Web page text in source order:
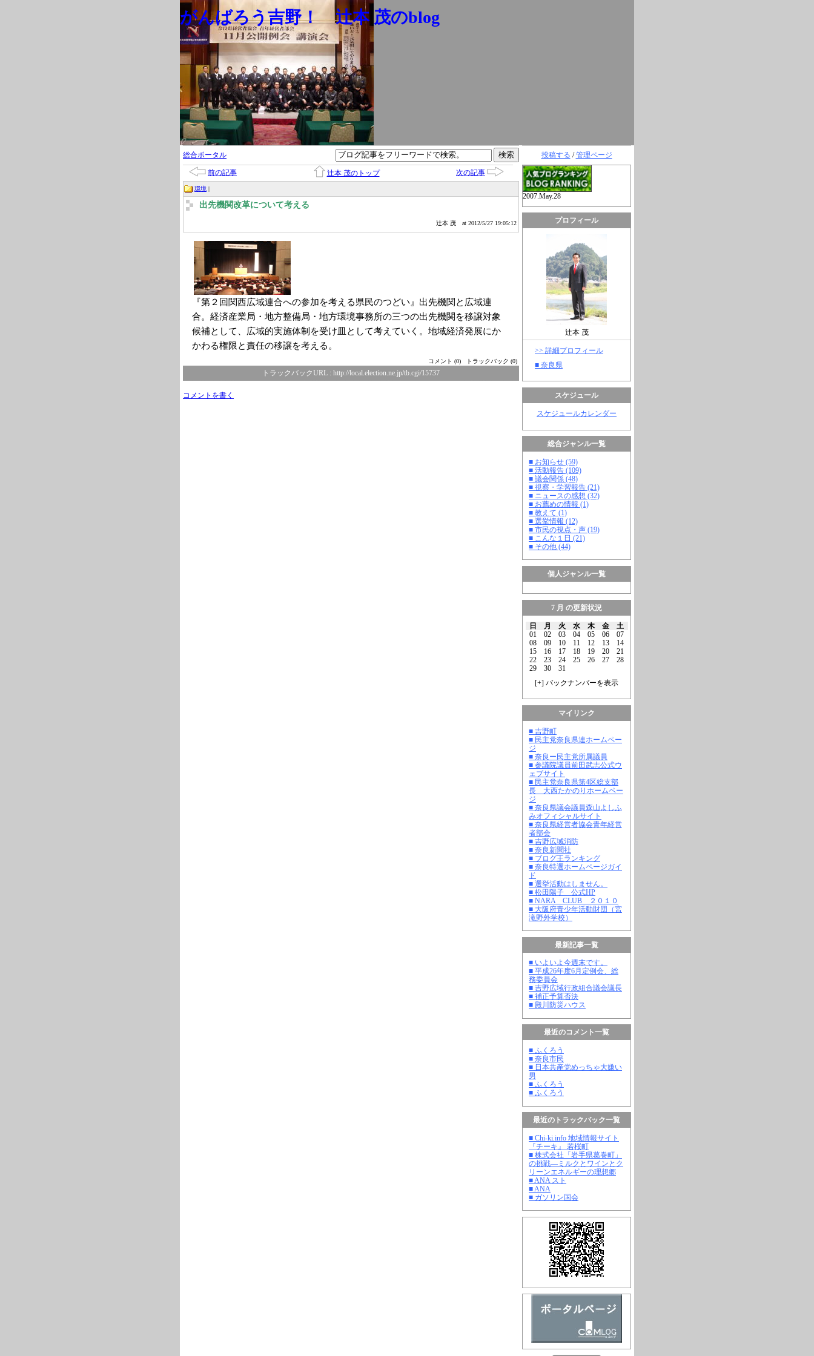
がんばろう吉野！ 辻本 茂のblog
投稿する /管理ページ
2007.May.28
プロフィール
辻本 茂
>> 詳細プロフィール
■ 奈良県
スケジュール
スケジュールカレンダー
総合ジャンル一覧
■ お知らせ (59)
■ 活動報告 (109)
■ 議会関係 (48)
■ 視察・学習報告 (21)
■ ニュースの感想 (32)
■ お薦めの情報 (1)
■ 教えて (1)
■ 選挙情報 (12)
■ 市民の視点・声 (19)
■ こんな１日 (21)
■ その他 (44)
個人ジャンル一覧
7 月 の更新状況
日 月 火 水 木 金
土
01
02 03 04 05 06
07
08
09 10 11 12 13
14
15
16 17 18 19 20
21
22
23 24 25 26 27
28
29
30
31
[+] バックナンバーを表示
マイリンク
■ 吉野町
■ 民主党奈良県連ホームペー
ジ
■ 奈良ー民主党所属議員
■ 参議院議員前田武志公式ウ
ェブサイト
■ 民主党奈良県第4区総支部
長 大西たかのりホームペー
ジ
■ 奈良県議会議員森山よしふ
みオフィシャルサイト
■ 奈良県経営者協会青年経営
者部会
■ 吉野広域消防
■ 奈良新聞社
■ ブログ王ランキング
■ 奈良特選ホームページガイ
ド
■ 選挙活動はしません。
■ 松田陽子 公式HP
■ NARA CLUB ２０１０
■ 大阪府青少年活動財団（宮
滝野外学校）
最新記事一覧
■ いよいよ今週末です。
■ 平成26年度6月定例会、総
務委員会
■ 吉野広域行政組合議会議長
■ 補正予算否決
■ 殿川防災ハウス
最近のコメント一覧
■ ふくろう
■ 奈良市民
■ 日本共産党めっちゃ大嫌い
男
■ ふくろう
■ ふくろう
最近のトラックバック一覧
■ Chi-ki.info 地域情報サイト
『チーキ』 若桜町
■ 株式会社「岩手県葛巻町」
の挑戦―ミルクとワインとク
リーンエネルギーの理想郷
■ ANA スト
■ ANA
■ ガソリン国会
総合ポータル
前の記事 辻本 茂のトップ 次の記事
環境 |
出先機関改革について考える
辻本 茂 at 2012/5/27 19:05:12
『第２回関西広域連合への参加を考える県民のつどい』出先機関と広域連
合。経済産業局・地方整備局・地方環境事務所の三つの出先機関を移譲対象
候補として、広域的実施体制を受け皿として考えていく。地域経済発展にか
かわる権限と責任の移譲を考える。
コメント (0) トラックバック (0)
トラックバックURL : http://local.election.ne.jp/tb.cgi/15737
コメントを書く